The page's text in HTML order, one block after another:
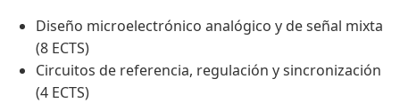
Diseño microelectrónico analógico y de señal mixta
(8 ECTS)
Circuitos de referencia, regulación y sincronización
(4 ECTS)